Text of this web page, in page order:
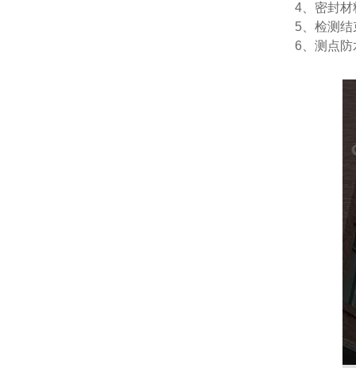
4 、密封
5 、检测
6 、测点